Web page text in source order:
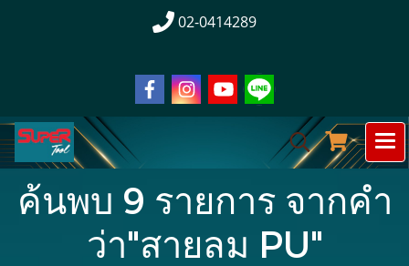
02-0414289
ค้นพบ 9 รายการ จากคำ
ว่า"สายลม PU"